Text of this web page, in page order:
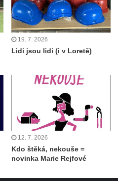
19. 7. 2026
Lidi jsou lidi (i v Loretě)
12. 7. 2026
Kdo štěká, nekouše =
novinka Marie Rejfové